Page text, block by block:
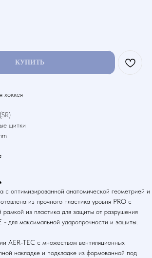
КУПИТЬ
хоккея
щитки
с оптимизированной анатомической геометрией и
из прочного пластика уровня PRO с
рамкой из пластика для защиты от разрушения
для максимальной ударопрочности и защиты.
AER-TEC с множеством вентиляционных
накладке и подкладке из формованной под